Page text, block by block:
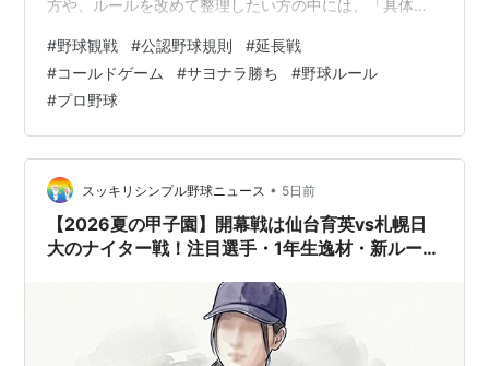
方や、ルールを改めて整理したい方の中には、「具体的
「延長戦や天候によるコールドゲーム時にはどのような
規定が適用されるのか」といった疑問を持つ方も少なく
ありません。 そこで本記事では、プロ野球（NPB）にお
けるサヨナラ勝ちの基本条件をはじめ、コールドゲーム
成立時の特殊な取り扱いや延長戦の規定について、公認
野球規則およびNPBの運用規定をもとに詳しく…
#野球観戦 #公認野球規則 #延長戦
#コールドゲーム #サヨナラ勝ち #野球ルール
#プロ野球
スッキリシンプル野球ニュース • 5日前
【2026夏の甲子園】開幕戦は仙台育英vs札幌日
大のナイター戦！注目選手・1年生逸材・新ルール